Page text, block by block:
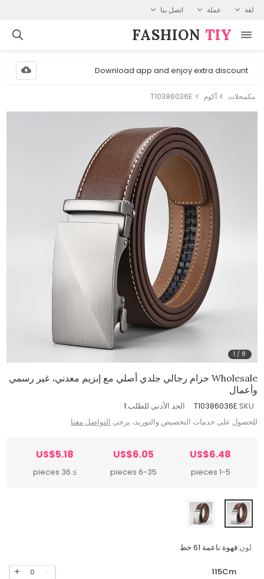
لغة عملة اتصل بنا
FASHION⁠ TIY
Download app and enjoy extra discount
مكمحلات أكوم T10386036E
1 / 8
Wholesale حزام رجالي جلدي أصلي مع إبزيم معدني، غير رسمي
وأعمال
SKU:
T10386036E الحد الأدنى للطلب:1
للحصول على خدمات التخصيص والتوريد، يرجى التواصل معنا
US$6.48
1-5 pieces
US$6.05
6-35 pieces
US$5.18
≥ 36 pieces
لون:قهوة ناعمة 61 خط
115Cm
0